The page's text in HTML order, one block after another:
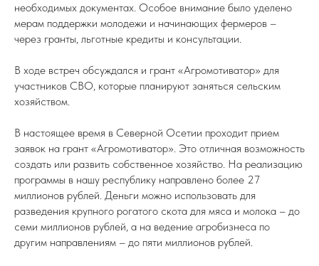
необходимых документах. Особое внимание было уделено
мерам поддержки молодежи и начинающих фермеров –
через гранты, льготные кредиты и консультации.
В ходе встреч обсуждался и грант «Агромотиватор» для
участников СВО, которые планируют заняться сельским
хозяйством.
В настоящее время в Северной Осетии проходит прием
заявок на грант «Агромотиватор». Это отличная возможность
создать или развить собственное хозяйство. На реализацию
программы в нашу республику направлено более 27
миллионов рублей. Деньги можно использовать для
разведения крупного рогатого скота для мяса и молока – до
семи миллионов рублей, а на ведение агробизнеса по
другим направлениям – до пяти миллионов рублей.